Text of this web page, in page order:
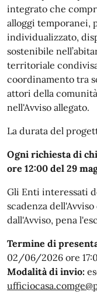
integrato che
alloggi temporanei,
individualizzato,
sostenibile
territoriale
coordinamento tra
attori della
nell'Avviso allegato.
La durata del
Ogni richiesta di
ore 12:00 del 29
Gli Enti interessati
scadenza
dall'Avviso, pena
Termine di
02/06/2026 ore
Modalità di invio: